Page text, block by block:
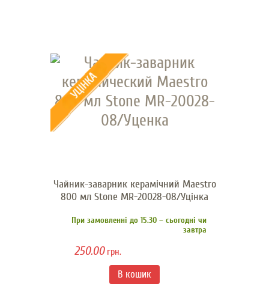
Чайник-заварник керамічний Maestro
800 мл Stone MR-20028-08/Уцінка
При замовленні до 15.30 – сьогодні чи
завтра
250.00грн.